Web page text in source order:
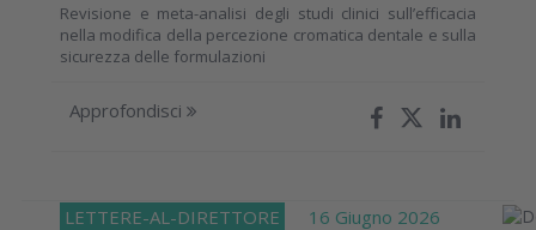
Revisione e meta-analisi degli studi clinici sull’efficacia
nella modifica della percezione cromatica dentale e sulla
sicurezza delle formulazioni
Approfondisci
LETTERE-AL-DIRETTORE 16 Giugno 2026